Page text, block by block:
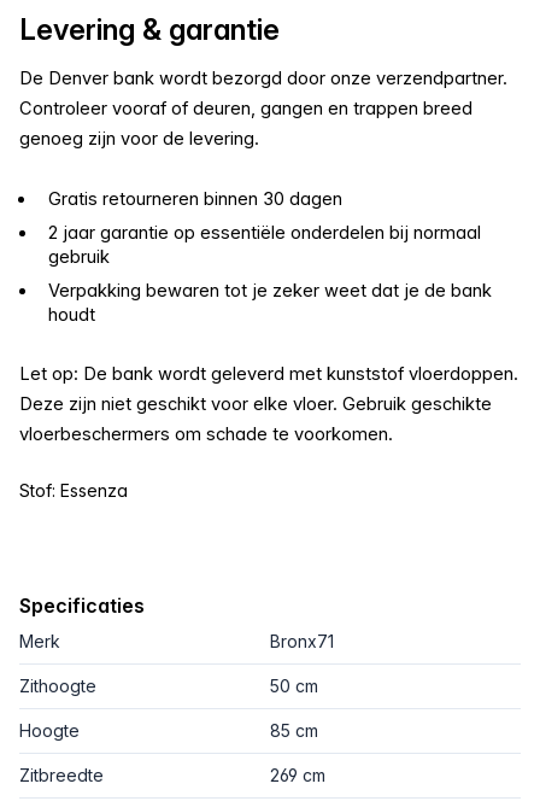
Levering & garantie
De Denver bank wordt bezorgd door onze verzendpartner.
Controleer vooraf of deuren, gangen en trappen breed
genoeg zijn voor de levering.
Gratis retourneren binnen 30 dagen
2 jaar garantie op essentiële onderdelen bij normaal
gebruik
Verpakking bewaren tot je zeker weet dat je de bank
houdt
Let op: De bank wordt geleverd met kunststof vloerdoppen.
Deze zijn niet geschikt voor elke vloer. Gebruik geschikte
vloerbeschermers om schade te voorkomen.
Stof: Essenza
Specificaties
Merk Bronx71
Zithoogte 50 cm
Hoogte 85 cm
Zitbreedte 269 cm